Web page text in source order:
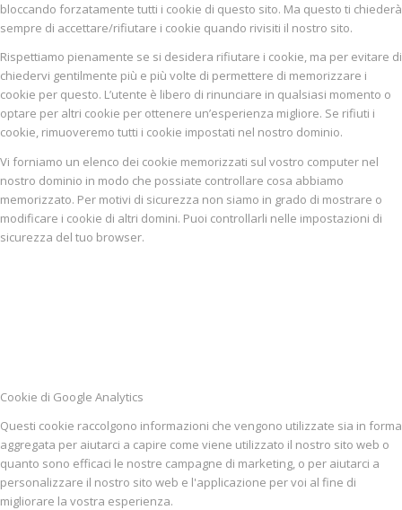
bloccando forzatamente tutti i cookie di questo sito. Ma questo ti chiederà
sempre di accettare/rifiutare i cookie quando rivisiti il nostro sito.
Rispettiamo pienamente se si desidera rifiutare i cookie, ma per evitare di
chiedervi gentilmente più e più volte di permettere di memorizzare i
cookie per questo. L’utente è libero di rinunciare in qualsiasi momento o
optare per altri cookie per ottenere un’esperienza migliore. Se rifiuti i
cookie, rimuoveremo tutti i cookie impostati nel nostro dominio.
Vi forniamo un elenco dei cookie memorizzati sul vostro computer nel
nostro dominio in modo che possiate controllare cosa abbiamo
memorizzato. Per motivi di sicurezza non siamo in grado di mostrare o
modificare i cookie di altri domini. Puoi controllarli nelle impostazioni di
sicurezza del tuo browser.
Cookie di Google Analytics
Questi cookie raccolgono informazioni che vengono utilizzate sia in forma
aggregata per aiutarci a capire come viene utilizzato il nostro sito web o
quanto sono efficaci le nostre campagne di marketing, o per aiutarci a
personalizzare il nostro sito web e l'applicazione per voi al fine di
migliorare la vostra esperienza.